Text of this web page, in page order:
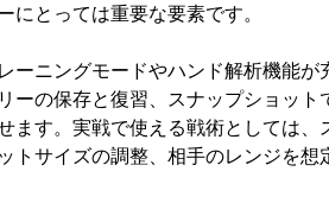
にとっては重要な要素です。
ーニングモードやハンド解析機能が
ーの保存と復習、スナップショット
ます。実戦で使える戦術としては
トサイズの調整、相手のレンジを想